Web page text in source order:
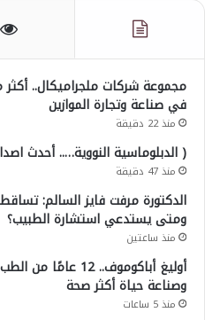
في صناعة وتجارة الموازين
منذ 22 دقيقة
( الدبلوماسية النووية….. أحدث
منذ 47 دقيقة
الدكتورة مرفت فايز السالم:
ومتى يستدعي استشارة الطبيب؟
منذ ساعتين
أوليغ أباكوموف..
وصناعة حياة أكثر صحة
منذ 5 ساعات